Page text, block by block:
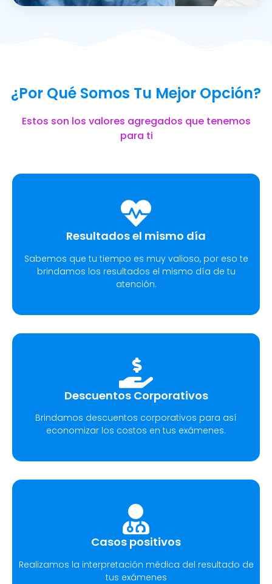
¿Por Qué Somos Tu Mejor Opción?
Estos son los valores agregados que tenemos
para ti
Resultados el mismo día
Sabemos que tu tiempo es muy valioso, por eso te
brindamos los resultados el mismo día de tu
atención.
Descuentos Corporativos
Brindamos descuentos corporativos para así
economizar los costos en tus exámenes.
Casos positivos
Realizamos la interpretación médica del resultado de
tus exámenes